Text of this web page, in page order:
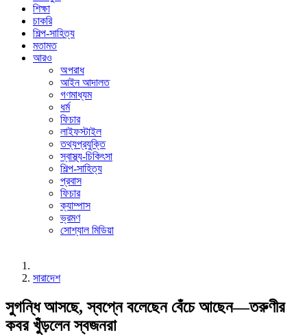
শিক্ষা
চাকরি
শিল্প-সাহিত্য
মতামত
আরও
অপরাধ
আইন আদালত
গণমাধ্যম
ধর্ম
ফিচার
লাইফস্টাইল
তথ্যপ্রযুক্তি
স্বাস্থ্য-চিকিৎসা
শিল্প-সাহিত্য
প্রবাস
ফিচার
ক্যাম্পাস
ভ্রমণ
সোশ্যাল মিডিয়া
সারাদেশ
সুগন্ধি আসছে, স্বপ্নে বলেছেন বেঁচে আছেন—তরুণীর
কবর খুঁড়লেন স্বজনরা